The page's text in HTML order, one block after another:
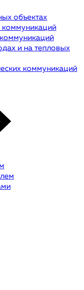
объектах
коммуникаций
и на тепловых
коммуникаций